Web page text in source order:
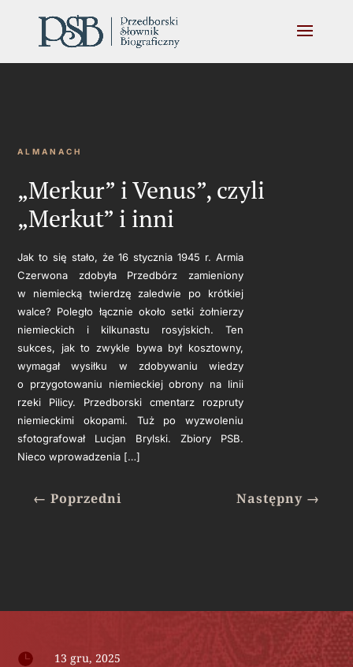
ALMANACH
„Merkur” i Venus”, czyli
„Merkut” i inni
Jak to się stało, że 16 stycznia 1945 r. Armia
Czerwona zdobyła Przedbórz zamieniony
w niemiecką twierdzę zaledwie po krótkiej
walce? Poległo łącznie około setki żołnierzy
niemieckich i kilkunastu rosyjskich. Ten
sukces, jak to zwykle bywa był kosztowny,
wymagał wysiłku w zdobywaniu wiedzy
o przygotowaniu niemieckiej obrony na linii
rzeki Pilicy. Przedborski cmentarz rozpruty
niemieckimi okopami. Tuż po wyzwoleniu
sfotografował Lucjan Brylski. Zbiory PSB.
Nieco wprowadzenia […]
←Poprzedni Następny→
 13 gru, 2025